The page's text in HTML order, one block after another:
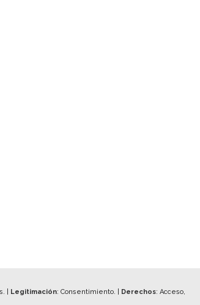
| Legitimación: Consentimiento. | Derechos: Acceso,